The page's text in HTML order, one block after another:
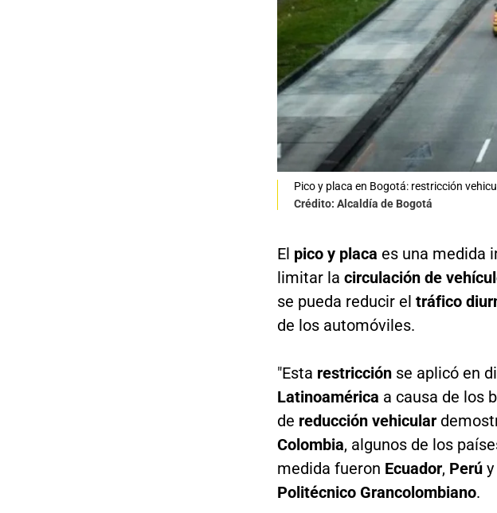
Pico y placa en Bogotá: restricción
Crédito: Alcaldía de Bogotá
El pico y placa es una medida
limitar la circulación de
se pueda reducir el tráfico
de los automóviles.
"Esta restricciónse aplicó en
Latinoamérica a causa de los
de reducción vehicular
Colombia, algunos de los
medida fueron Ecuador, Perúy
Politécnico Grancolombiano.